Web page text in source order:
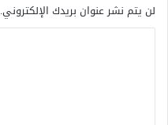
لن يتم نشر عنوان بريدك الإلكتروني.